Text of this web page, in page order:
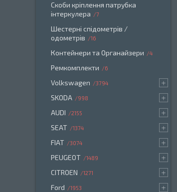
Скоби кріплення патрубка
інтеркулера
7
Шестерні спідометрів /
одометрів
16
Контейнери та Органайзери 4
Ремкомплекти 6
Volkswagen 3794
SKODA 998
AUDI 2155
SEAT 1374
FIAT 3074
PEUGEOT 1489
CITROEN 1271
Ford 1953